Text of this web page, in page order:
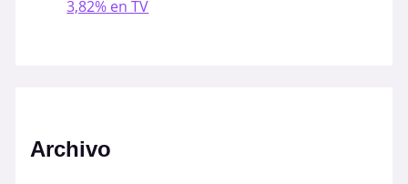
3,82% en TV
Archivo